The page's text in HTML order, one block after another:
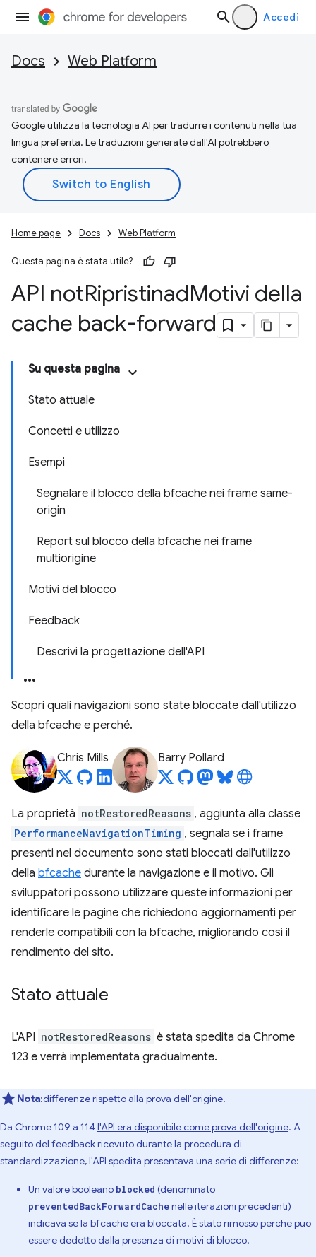
Accedi
Docs Web Platform
Google utilizza la tecnologia AI per tradurre i contenuti nella tua
lingua preferita. Le traduzioni generate dall'AI potrebbero
contenere errori.
Home page Docs Web Platform
Questa pagina è stata utile?
API notRipristinadMotivi della
cache back-forward
Su questa pagina
Stato attuale
Concetti e utilizzo
Esempi
Segnalare il blocco della bfcache nei frame same-
origin
Report sul blocco della bfcache nei frame
multiorigine
Motivi del blocco
Feedback
Descrivi la progettazione dell'API
Scopri quali navigazioni sono state bloccate dall'utilizzo
della bfcache e perché.
Chris Mills Barry Pollard
La proprietà notRestoredReasons , aggiunta alla classe
PerformanceNavigationTiming , segnala se i frame
presenti nel documento sono stati bloccati dall'utilizzo
della bfcache durante la navigazione e il motivo. Gli
sviluppatori possono utilizzare queste informazioni per
identificare le pagine che richiedono aggiornamenti per
renderle compatibili con la bfcache, migliorando così il
rendimento del sito.
Stato attuale
L'API notRestoredReasons è stata spedita da Chrome
123 e verrà implementata gradualmente.
Nota:differenze rispetto alla prova dell'origine.
Da Chrome 109 a 114l'API era disponibile come prova dell'origine. A
seguito del feedback ricevuto durante la procedura di
standardizzazione, l'API spedita presentava una serie di differenze:
Un valore booleano blocked (denominato
preventedBackForwardCachenelle iterazioni precedenti)
indicava se la bfcache era bloccata. È stato rimosso perché può
essere dedotto dalla presenza di motivi di blocco.